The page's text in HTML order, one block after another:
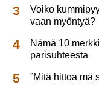
Voiko
vaan myöntyä?
Nämä 10
parisuhteesta
”Mitä hittoa mä